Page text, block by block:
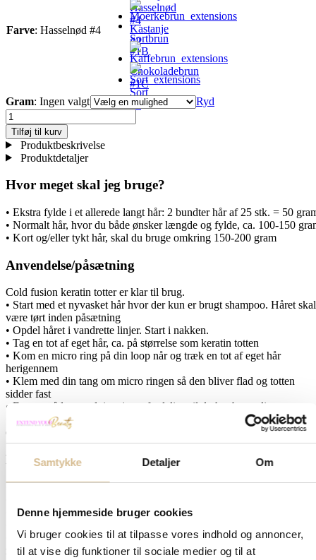
Samtykke Detaljer Om
Denne hjemmeside bruger cookies
Vi bruger cookies til at tilpasse vores indhold og annoncer,
til at vise dig funktioner til sociale medier og til at
Farve: Hasselnød #4
Hasselnød
#4
Kastanje
#2
Sortbrun
#1B
Chokoladebrun
#1C
Sort
#1
Gram: Ingen valgt
Ryd
Cold
fusion
extensions
-
Kastanje
#4
antal
Tilføj til kurv
Produktbeskrivelse
Produktdetaljer
Hvor meget skal jeg bruge?
• Ekstra fylde i et allerede langt hår: 2 bundter hår af 25 stk. = 50
• Normalt hår, hvor du både ønsker længde og fylde, ca. 100-150
• Kort og/eller tykt hår, skal du bruge omkring 150-200 gram
Anvendelse/påsætning
Cold fusion keratin totter er klar til brug.
• Start med et nyvasket hår hvor der kun er brugt shampoo. Håret skal
være tørt inden påsætning
• Opdel håret i vandrette linjer. Start i nakken.
• Tag en tot af eget hår, ca. på størrelse som keratin totten
• Kom en micro ring på din loop når og træk en tot af eget hår
herigennem
• Klem med din tang om micro ringen så den bliver flad og totten
sidder fast
• Fortsæt sådan rundt i en jævn fordeling til du har brugt dine totter.
• Udtagning: Klem på micro ringen og åben den således, herefter kan
du nænsomt trække totten af.
Plejevejledning
• Vask håret et par gange om ugen
• Skyl håret og kom shampoo i hele håret. Skyl ud.
• Kom conditioner/balsam i længderne og lad sidde 2 minutter. Skyl
med lunkent vand eller anvend vores leave in.